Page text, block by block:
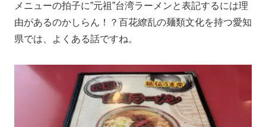
メニューの拍子に”元祖”台湾ラーメンと表記するには理
由があるのかしらん！？百花繚乱の麺類文化を持つ愛知
県では、よくある話ですね。